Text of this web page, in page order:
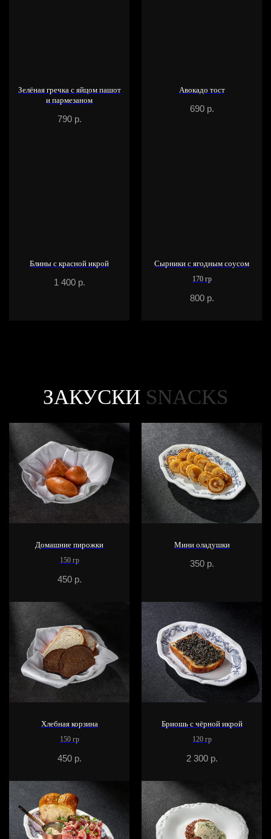
Зелёная гречка с яйцом пашот
и пармезаном
790 р.
Авокадо тост
690 р.
Блины с красной икрой
1 400 р.
Сырники с ягодным соусом
170 гр
800 р.
ЗАКУСКИ SNACKS
Домашние пирожки
150 гр
450 р.
Мини оладушки
350 р.
Хлебная корзина
150 гр
450 р.
Бриошь с чёрной икрой
120 гр
2 300 р.